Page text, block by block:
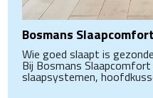
Bosmans
Wie goed slaapt is
Bij Bosmans
slaapsystemen,